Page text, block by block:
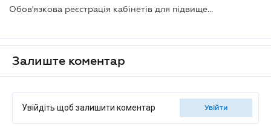
Обов'язкова реєстрація кабінетів для підвищення кваліфікації: РАУ запровадила систему попередження
Залиште коментар
Увійдіть щоб залишити коментар увійти